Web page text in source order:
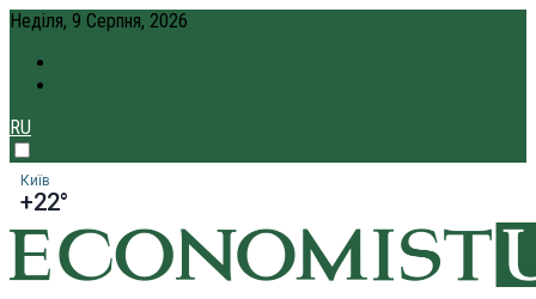
Неділя, 9 Серпня, 2026
RU
Київ
+22°